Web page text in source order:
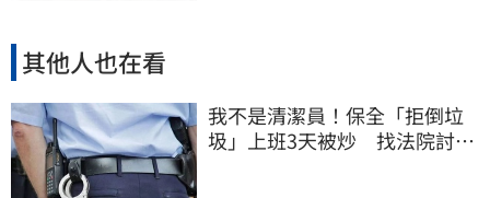
其他人也在看
我不是清潔員！保全「拒倒垃
圾」上班3天被炒 找法院討公